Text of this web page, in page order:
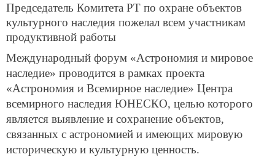
Председатель Комитета РТ по охране объектов
культурного наследия пожелал всем участникам
продуктивной работы
Международный форум «Астрономия и мировое
наследие» проводится в рамках проекта
«Астрономия и Всемирное наследие» Центра
всемирного наследия ЮНЕСКО, целью которого
является выявление и сохранение объектов,
связанных c астрономией и имеющих мировую
историческую и культурную ценность.